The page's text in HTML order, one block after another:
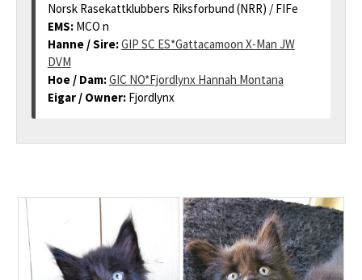
Norsk Rasekattklubbers Riksforbund (NRR) / FIFe
EMS: MCO n
Hanne / Sire:GIP SC ES*Gattacamoon X-Man JW
DVM
Hoe / Dam:GIC NO*Fjordlynx Hannah Montana
Eigar / Owner: Fjordlynx